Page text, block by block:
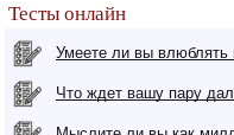
Тесты онлайн
Умеете ли вы влюблять
Что ждет вашу пару